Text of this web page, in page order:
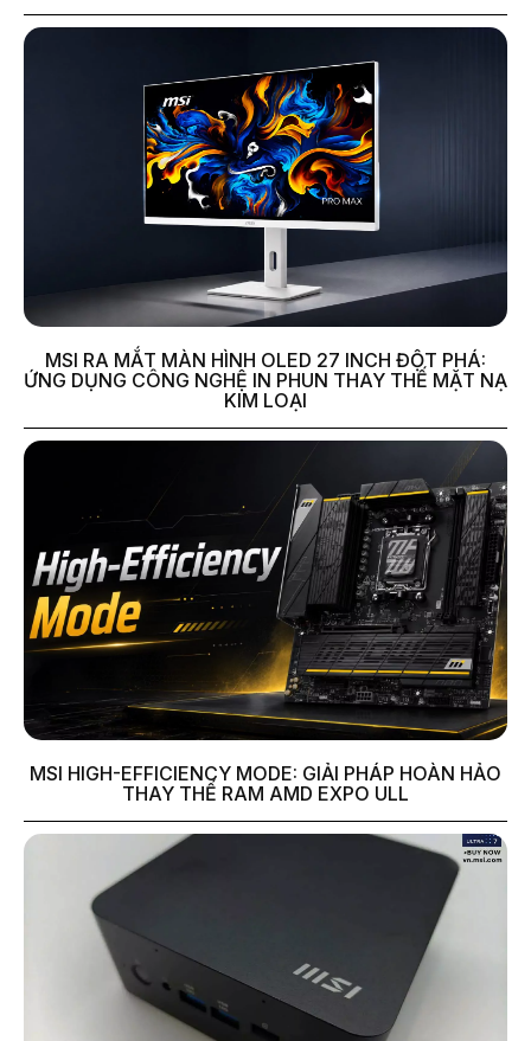
MSI RA MẮT MÀN HÌNH OLED 27 INCH ĐỘT PHÁ:
ỨNG DỤNG CÔNG NGHỆ IN PHUN THAY THẾ MẶT NẠ
KIM LOẠI
MSI HIGH-EFFICIENCY MODE: GIẢI PHÁP HOÀN HẢO
THAY THẾ RAM AMD EXPO ULL